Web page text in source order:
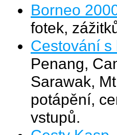
Borneo
fotek,
Cestování s
Penang,
Sarawak,
potápění,
vstupů.